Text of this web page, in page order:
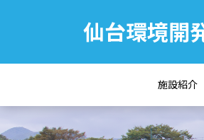
仙台環境開
施設紹介